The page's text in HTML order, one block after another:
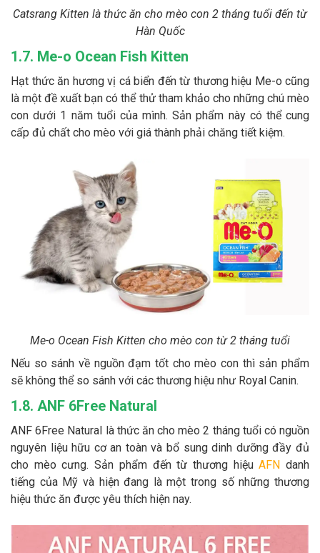
Catsrang Kitten là thức ăn cho mèo con 2 tháng tuổi đến từ
Hàn Quốc
1.7. Me-o Ocean Fish Kitten
Hạt thức ăn hương vị cá biển đến từ thương hiệu Me-o cũng
là một đề xuất bạn có thể thử tham khảo cho những chú mèo
con dưới 1 năm tuổi của mình. Sản phẩm này có thể cung
cấp đủ chất cho mèo với giá thành phải chăng tiết kiệm.
Me-o Ocean Fish Kitten cho mèo con từ 2 tháng tuổi
Nếu so sánh về nguồn đạm tốt cho mèo con thì sản phẩm
sẽ không thể so sánh với các thương hiệu như Royal Canin.
1.8. ANF 6Free Natural
ANF 6Free Natural là thức ăn cho mèo 2 tháng tuổi có nguồn
nguyên liệu hữu cơ an toàn và bổ sung dinh dưỡng đầy đủ
cho mèo cưng. Sản phẩm đến từ thương hiệuAFN danh
tiếng của Mỹ và hiện đang là một trong số những thương
hiệu thức ăn được yêu thích hiện nay.